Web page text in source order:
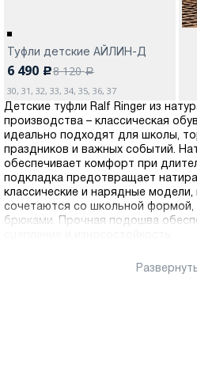
Туфли детские АЙЛИН-Д
6 490 c8 120a
30, 31, 32, 33, 34, 35, 36, 37
Детские туфли Ralf Ringer из
производства – классическая
идеально подходят для школы,
праздников и важных событий.
обеспечивает комфорт при
подкладка предотвращает
классические и нарядные
сочетаются со школьной формой,
брюками. Прочная подошва